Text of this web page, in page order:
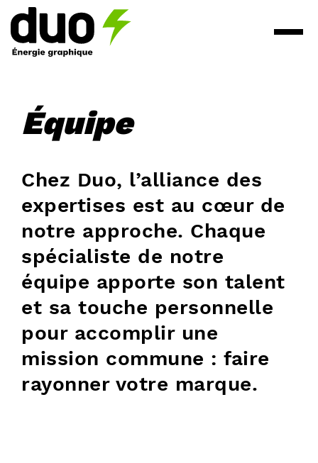
Équipe
Chez Duo, l’alliance des
expertises est au cœur de
notre approche. Chaque
spécialiste de notre
équipe apporte son talent
et sa touche personnelle
pour accomplir une
mission commune : faire
rayonner votre marque.